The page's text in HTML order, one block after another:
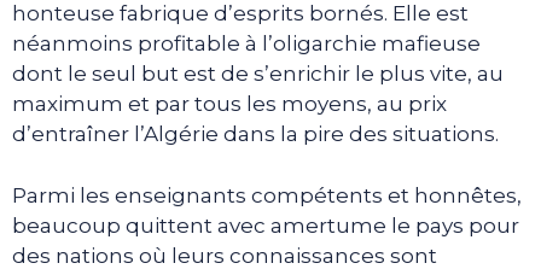
honteuse fabrique d’esprits bornés. Elle est
néanmoins profitable à l’oligarchie mafieuse
dont le seul but est de s’enrichir le plus vite, au
maximum et par tous les moyens, au prix
d’entraîner l’Algérie dans la pire des situations.
Parmi les enseignants compétents et honnêtes,
beaucoup quittent avec amertume le pays pour
des nations où leurs connaissances sont